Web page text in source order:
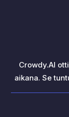
Crowdy.AI
aikana. Se